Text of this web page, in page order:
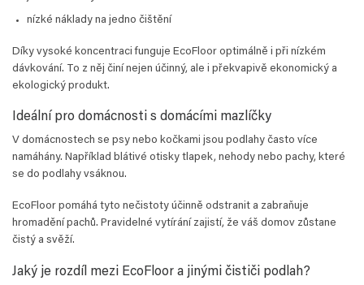
nízké náklady na jedno čištění
Díky vysoké koncentraci funguje EcoFloor optimálně i při nízkém
dávkování. To z něj činí nejen účinný, ale i překvapivě ekonomický a
ekologický produkt.
Ideální pro domácnosti s domácími mazlíčky
V domácnostech se psy nebo kočkami jsou podlahy často více
namáhány. Například blátivé otisky tlapek, nehody nebo pachy, které
se do podlahy vsáknou.
EcoFloor pomáhá tyto nečistoty účinně odstranit a zabraňuje
hromadění pachů. Pravidelné vytírání zajistí, že váš domov zůstane
čistý a svěží.
Jaký je rozdíl mezi EcoFloor a jinými čističi podlah?